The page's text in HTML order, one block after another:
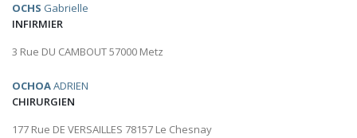
OCHS Gabrielle
INFIRMIER
3 Rue DU CAMBOUT 57000 Metz
OCHOAADRIEN
CHIRURGIEN
177 Rue DE VERSAILLES 78157 Le Chesnay